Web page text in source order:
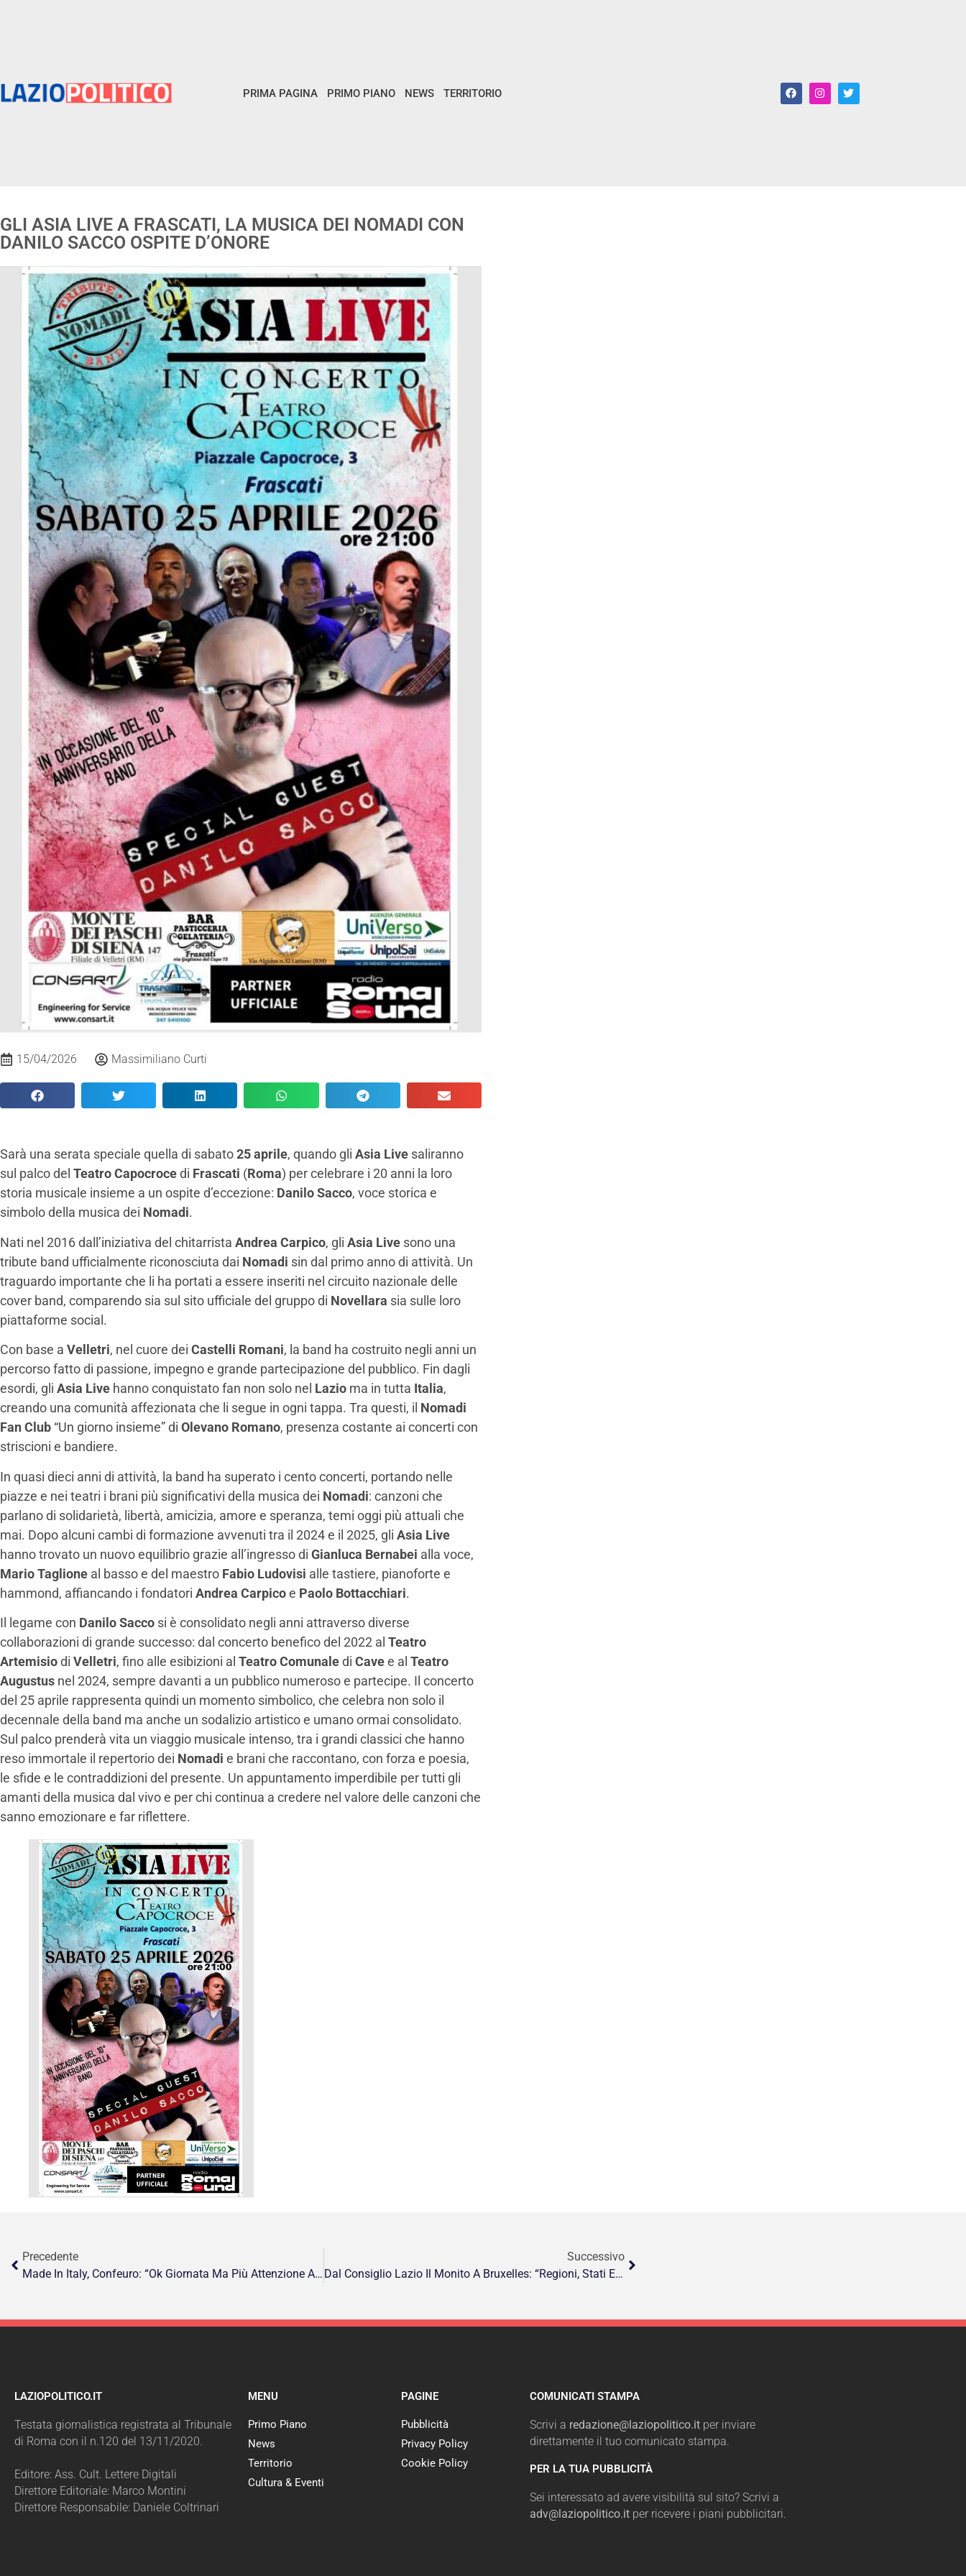
PRIMA PAGINA PRIMO PIANO NEWS TERRITORIO
GLI ASIA LIVE A FRASCATI, LA MUSICA DEI NOMADI CON
DANILO SACCO OSPITE D’ONORE
15/04/2026 Massimiliano Curti
Sarà una serata speciale quella di sabato25 aprile, quando gli Asia Live saliranno
sul palco del Teatro Capocrocedi Frascati (Roma) per celebrare i 20 anni la loro
storia musicale insieme a un ospite d’eccezione: Danilo Sacco, voce storica e
simbolo della musica dei Nomadi.
Nati nel 2016 dall’iniziativa del chitarrista Andrea Carpico, gli Asia Live sono una
tribute band ufficialmente riconosciuta dai Nomadi sin dal primo anno di attività. Un
traguardo importante che li ha portati a essere inseriti nel circuito nazionale delle
cover band, comparendo sia sul sito ufficiale del gruppo di Novellara sia sulle loro
piattaforme social.
Con base a Velletri, nel cuore dei Castelli Romani, la band ha costruito negli anni un
percorso fatto di passione, impegno e grande partecipazione del pubblico. Fin dagli
esordi, gli Asia Live hanno conquistato fan non solo nel Lazio ma in tutta Italia,
creando una comunità affezionata che li segue in ogni tappa. Tra questi, il Nomadi
Fan Club “Un giorno insieme” di Olevano Romano, presenza costante ai concerti con
striscioni e bandiere.
In quasi dieci anni di attività, la band ha superato i cento concerti, portando nelle
piazze e nei teatri i brani più significativi della musica dei Nomadi: canzoni che
parlano di solidarietà, libertà, amicizia, amore e speranza, temi oggi più attuali che
mai. Dopo alcuni cambi di formazione avvenuti tra il 2024 e il 2025, gli Asia Live
hanno trovato un nuovo equilibrio grazie all’ingresso di Gianluca Bernabei alla voce,
Mario Taglione al basso e del maestro Fabio Ludovisi alle tastiere, pianoforte e
hammond, affiancando i fondatori Andrea Carpicoe Paolo Bottacchiari.
Il legame con Danilo Sacco si è consolidato negli anni attraverso diverse
collaborazioni di grande successo: dal concerto benefico del 2022 al Teatro
Artemisiodi Velletri, fino alle esibizioni al Teatro Comunaledi Cavee al Teatro
Augustus nel 2024, sempre davanti a un pubblico numeroso e partecipe. Il concerto
del 25 aprile rappresenta quindi un momento simbolico, che celebra non solo il
decennale della band ma anche un sodalizio artistico e umano ormai consolidato.
Sul palco prenderà vita un viaggio musicale intenso, tra i grandi classici che hanno
reso immortale il repertorio dei Nomadi e brani che raccontano, con forza e poesia,
le sfide e le contraddizioni del presente. Un appuntamento imperdibile per tutti gli
amanti della musica dal vivo e per chi continua a credere nel valore delle canzoni che
sanno emozionare e far riflettere.
Precedente
Made In Italy, Confeuro: “Ok Giornata Ma Più Attenzione A Piccoli E Medi Agricoltori ”
Successivo
Dal Consiglio Lazio Il Monito A Bruxelles: “Regioni, Stati E Ue Insieme Per Prevenire Malattie Renali”
LAZIOPOLITICO.IT
Testata giornalistica registrata al Tribunale
di Roma con il n.120 del 13/11/2020.
Editore: Ass. Cult. Lettere Digitali
Direttore Editoriale: Marco Montini
Direttore Responsabile: Daniele Coltrinari
MENU
Primo Piano
News
Territorio
Cultura & Eventi
PAGINE
Pubblicità
Privacy Policy
Cookie Policy
COMUNICATI STAMPA
Scrivi a redazione@laziopolitico.itper inviare
direttamente il tuo comunicato stampa.
PER LA TUA PUBBLICITÀ
Sei interessato ad avere visibilità sul sito? Scrivi a
adv@laziopolitico.it per ricevere i piani pubblicitari.